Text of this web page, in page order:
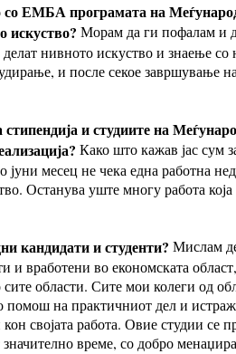
со ЕМБА програмата на
искуство? Морам да ги пофалам и
нивното искуство и знаење
и после секое завршување
стипендија и студиите на
Како што кажав јас сум
месец не чека една работна
Останува уште многу работа
кандидати и студенти? Мислам
вработени во економската
области. Сите мои колеги од
помош на практичниот дел и
својата работа. Овие студии се
време, со добро